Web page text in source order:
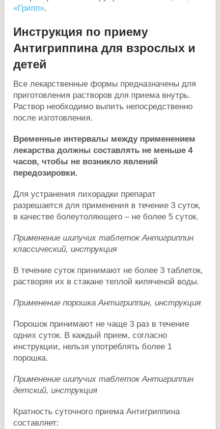
«Грипп».
Инструкция по приему
Антигриппина для взрослых и
детей
Все лекарственные формы предназначены для
приготовления растворов для приема внутрь.
Раствор необходимо выпить непосредственно
после изготовления.
Временные интервалы между применением
лекарства должны составлять не меньше 4
часов, чтобы не возникло явлений
передозировки.
Для устранения лихорадки препарат
разрешается для применения в течение 3 суток,
в качестве болеутоляющего – не более 5 суток.
Применение шипучих таблеток Антигриппин
классический, инструкция
В течение суток принимают не более 3 таблеток,
растворяя их в стакане теплой кипяченой воды.
Применение порошка Антигриппин, инструкция
Порошок принимают не чаще 3 раз в течение
одних суток. В каждый прием, согласно
инструкции, нельзя употреблять более 1
порошка.
Применение шипучих таблеток Антигриппин
детский, инструкция
Кратность суточного приема Антигриппина
составляет: